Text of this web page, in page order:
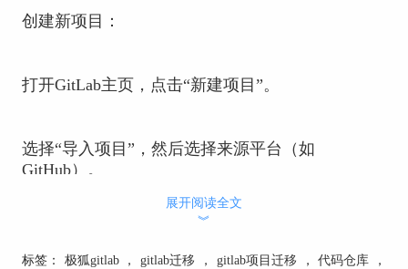
创建新项目：
打开GitLab主页，点击“新建项目”。
选择“导入项目”，然后选择来源平台（如
GitHub）。
展开阅读全文
︾
标签： 极狐gitlab ， gitlab迁移 ， gitlab项目迁移 ， 代码仓库
，